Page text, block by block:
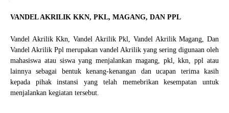
VANDEL AKRILIK KKN, PKL, MAGANG, DAN PPL
Vandel Akrilik Kkn, Vandel Akrilik Pkl, Vandel Akrilik Magang, Dan
Vandel Akrilik Ppl merupakan vandel Akrilik yang sering digunaan oleh
mahasiswa atau siswa yang menjalankan magang, pkl, kkn, ppl atau
lainnya sebagai bentuk kenang-kenangan dan ucapan terima kasih
kepada pihak instansi yang telah memebrikan kesempatan untuk
menjalankan kegiatan tersebut.